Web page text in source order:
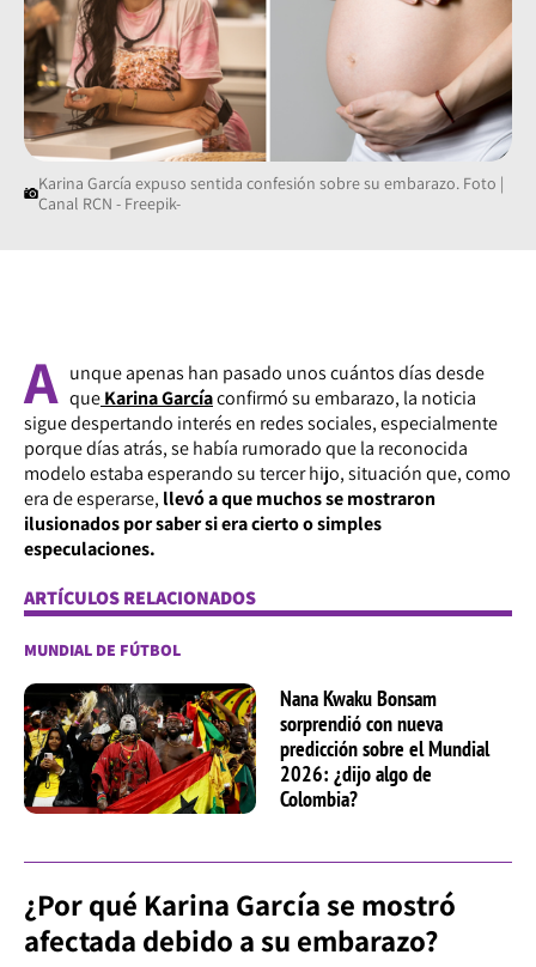
Karina García expuso sentida confesión sobre su embarazo. Foto |
Canal RCN - Freepik-
A unque apenas han pasado unos cuántos días desde
queKarina Garcíaconfirmó su embarazo, la noticia
sigue despertando interés en redes sociales, especialmente
porque días atrás, se había rumorado que la reconocida
modelo estaba esperando su tercer hijo, situación que, como
era de esperarse, llevó a que muchos se mostraron
ilusionados por saber si era cierto o simples
especulaciones.
ARTÍCULOS RELACIONADOS
MUNDIAL DE FÚTBOL
Nana Kwaku Bonsam
sorprendió con nueva
predicción sobre el Mundial
2026: ¿dijo algo de
Colombia?
¿Por qué Karina García se mostró
afectada debido a su embarazo?